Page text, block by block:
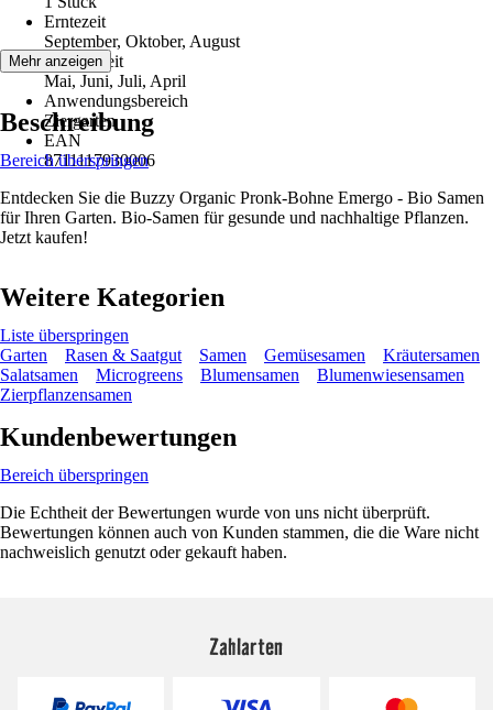
Erntezeit
September, Oktober, August
Aussaatzeit
Mai, Juni, Juli, April
Anwendungsbereich
Ziergarten
EAN
8711117930006
Mehr anzeigen
Beschreibung
Bereich überspringen
Entdecken Sie die Buzzy Organic Pronk-Bohne Emergo - Bio Samen
für Ihren Garten. Bio-Samen für gesunde und nachhaltige Pflanzen.
Jetzt kaufen!
Weitere Kategorien
Liste überspringen
Garten
Rasen & Saatgut Samen Gemüsesamen
Kräutersamen
Salatsamen
Microgreens Blumensamen
Blumenwiesensamen
Zierpflanzensamen
Kundenbewertungen
Bereich überspringen
Die Echtheit der Bewertungen wurde von uns nicht überprüft.
Bewertungen können auch von Kunden stammen, die die Ware nicht
nachweislich genutzt oder gekauft haben.
Zahlarten